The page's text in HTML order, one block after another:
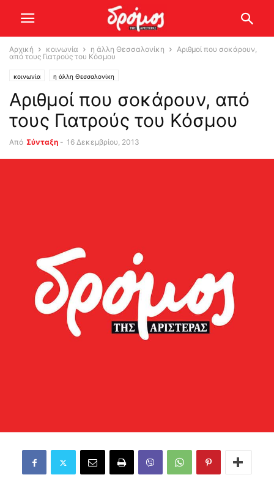
Αρχική κοινωνία η άλλη Θεσσαλονίκη
Αριθμοί που σοκάρουν,
από τους Γιατρούς του Κόσμου
κοινωνία η άλλη Θεσσαλονίκη
Αριθμοί που σοκάρουν, από
τους Γιατρούς του Κόσμου
Από Σύνταξη - 16 Δεκεμβρίου, 2013